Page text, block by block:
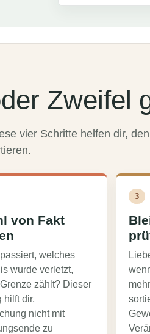
Zweifel
vier Schritte helfen dir, den
von Fakt
welches
wurde verletzt,
zählt? Dieser
hilft dir,
nicht mit
zu
3